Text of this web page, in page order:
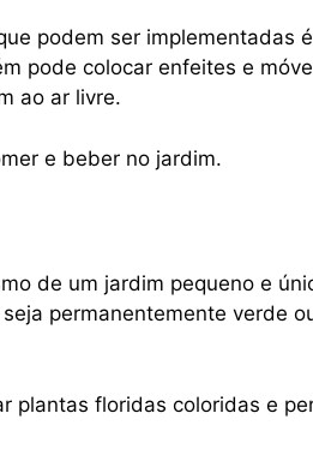
podem ser implementadas
pode colocar enfeites e
ao ar livre.
e beber no jardim.
de um jardim pequeno e
permanentemente verde
plantas floridas coloridas e